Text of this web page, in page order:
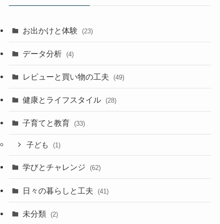
お出かけと体験 (23)
データ分析 (4)
レビューと買い物の工夫 (49)
健康とライフスタイル (28)
子育てと教育 (33)
子ども (1)
学びとチャレンジ (62)
日々の暮らしと工夫 (41)
未分類 (2)